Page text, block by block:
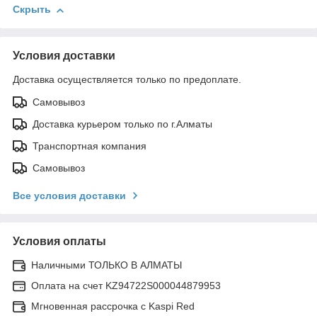
Скрыть
Условия доставки
Доставка осуществляется только по предоплате.
Самовывоз
Доставка курьером только по г.Алматы
Транспортная компания
Самовывоз
Все условия доставки
Условия оплаты
Наличными ТОЛЬКО В АЛМАТЫ
Оплата на счет KZ94722S000044879953
Мгновенная рассрочка с Kaspi Red